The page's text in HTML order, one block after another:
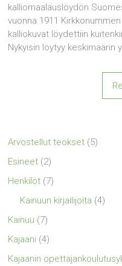
kalliomaalauslöydön
vuonna 1911
kalliokuvat löydettiin
Nykyisin löytyy keskimäärin
Arvostellut teokset (5)
Esineet (2)
Henkilöt (7)
Kainuun kirjailijoita (4)
Kainuu (7)
Kajaani (4)
Kajaanin